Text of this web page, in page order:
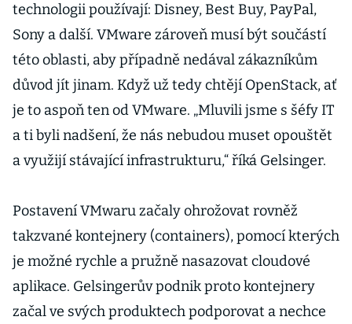
technologii používají: Disney, Best Buy, PayPal,
Sony a další. VMware zároveň musí být součástí
této oblasti, aby případně nedával zákazníkům
důvod jít jinam. Když už tedy chtějí OpenStack, ať
je to aspoň ten od VMware. „Mluvili jsme s šéfy IT
a ti byli nadšení, že nás nebudou muset opouštět
a využijí stávající infrastrukturu,“ říká Gelsinger.
Postavení VMwaru začaly ohrožovat rovněž
takzvané kontejnery (containers), pomocí kterých
je možné rychle a pružně nasazovat cloudové
aplikace. Gelsingerův podnik proto kontejnery
začal ve svých produktech podporovat a nechce